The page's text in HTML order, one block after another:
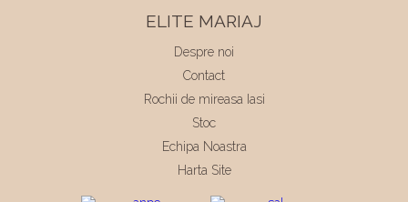
ELITE MARIAJ
Despre noi
Contact
Rochii de mireasa Iasi
Stoc
Echipa Noastra
Harta Site